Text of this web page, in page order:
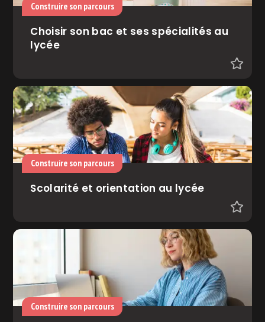
Construire son parcours
Choisir son bac et ses spécialités au
lycée
Construire son parcours
Scolarité et orientation au lycée
Construire son parcours